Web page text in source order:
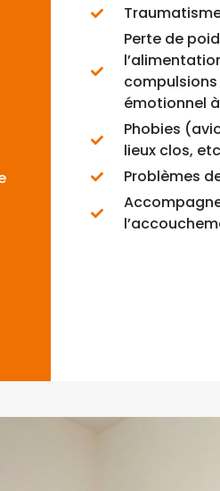
Perte de
émotionnel
Phobies
lieux clos,
Problèmes